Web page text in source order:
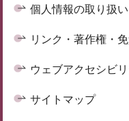
個人情報の取り扱
リンク・著作権・
ウェブアクセシビ
サイトマップ